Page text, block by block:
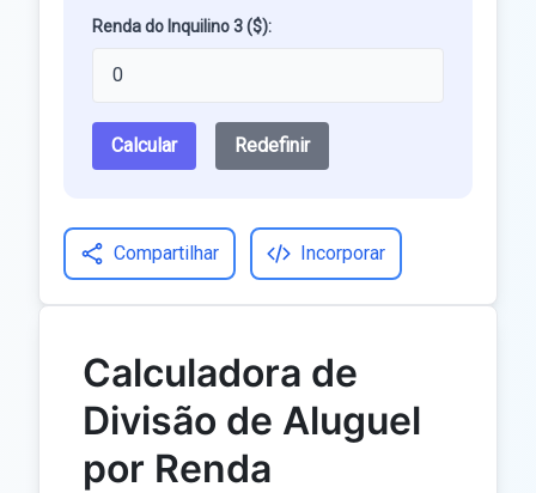
Renda do Inquilino 3 ($):
Calcular Redefinir
Compartilhar Incorporar
Calculadora de
Divisão de Aluguel
por Renda